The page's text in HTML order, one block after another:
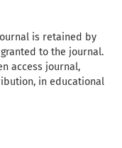
is retained by
to the journal.
access journal,
in educational